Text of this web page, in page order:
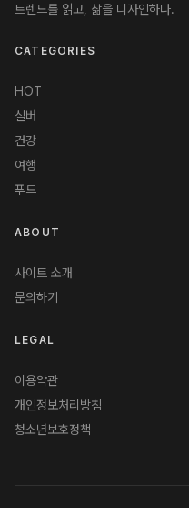
트렌드를 읽고, 삶을 디자인하다.
CATEGORIES
HOT
실버
건강
여행
푸드
ABOUT
사이트 소개
문의하기
LEGAL
이용약관
개인정보처리방침
청소년보호정책